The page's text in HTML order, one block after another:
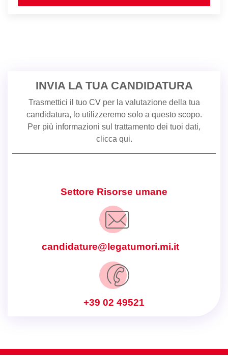
INVIA LA TUA CANDIDATURA
Trasmettici il tuo CV per la valutazione della tua
candidatura, lo utilizzeremo solo a questo scopo.
Per più informazioni sul trattamento dei tuoi dati,
clicca qui.
Settore Risorse umane
candidature@legatumori.mi.it
+39 02 49521